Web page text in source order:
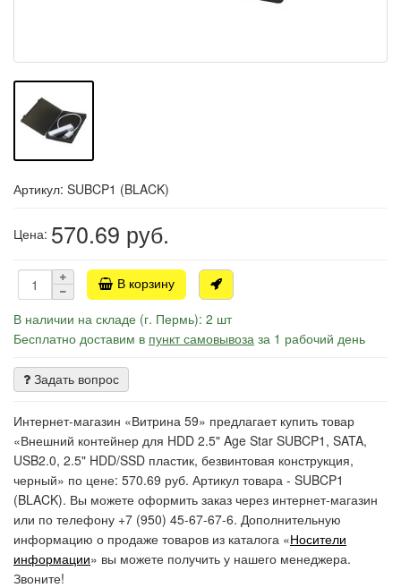
Артикул: SUBCP1 (BLACK)
Цена: 570.69 руб.
В корзину
В наличии на складе (г. Пермь): 2 шт
Бесплатно доставим в пункт самовывоза за 1 рабочий день
Задать вопрос
Интернет-магазин «Витрина 59» предлагает купить товар
«Внешний контейнер для HDD 2.5" Age Star SUBCP1, SATA,
USB2.0, 2.5" HDD/SSD пластик, безвинтовая конструкция,
черный» по цене: 570.69 руб. Артикул товара - SUBCP1
(BLACK). Вы можете оформить заказ через интернет-магазин
или по телефону +7 (950) 45-67-67-6. Дополнительную
информацию о продаже товаров из каталога «Носители
информации» вы можете получить у нашего менеджера.
Звоните!